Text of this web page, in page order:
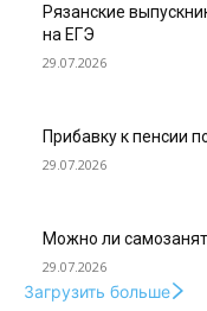
Рязанские
на ЕГЭ
29.07.2026
Прибавку к пенсии
29.07.2026
Можно ли
29.07.2026
Загрузить больше